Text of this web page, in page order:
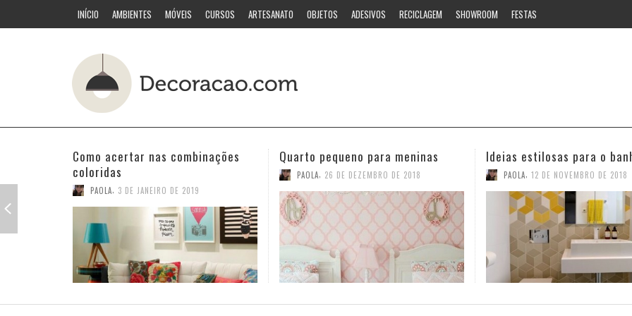
INÍCIO AMBIENTES MÓVEIS CURSOS ARTESANATO OBJETOS ADESIVOS RECICLAGEM SHOWROOM FESTAS
Quarto pequeno para meninas
PAOLA, 26 DE DEZEMBRO DE 2018
Ideias estilosas para o banheiro
PAOLA 12 DE NOVEMBRO DE 2018
Ideias para decorar o
PAOLA 16 DE OUTUBRO DE 2018